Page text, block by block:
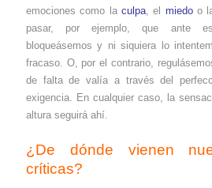
emociones como la culpa , el miedoo
pasar, por ejemplo, que ante
bloqueásemos y ni siquiera lo
fracaso. O, por el contrario,
de falta de valía a través del
exigencia. En cualquier caso, la
altura seguirá ahí.
¿De dónde vienen
críticas?